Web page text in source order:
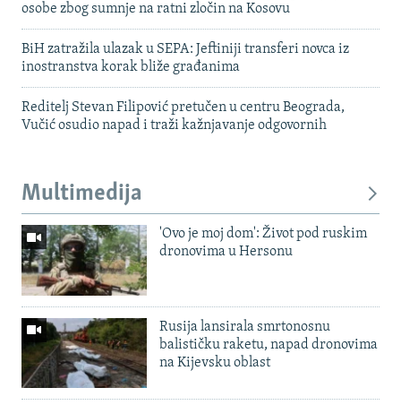
osobe zbog sumnje na ratni zločin na Kosovu
BiH zatražila ulazak u SEPA: Jeftiniji transferi novca iz
inostranstva korak bliže građanima
Reditelj Stevan Filipović pretučen u centru Beograda,
Vučić osudio napad i traži kažnjavanje odgovornih
Multimedija
'Ovo je moj dom': Život pod ruskim
dronovima u Hersonu
Rusija lansirala smrtonosnu
balističku raketu, napad dronovima
na Kijevsku oblast